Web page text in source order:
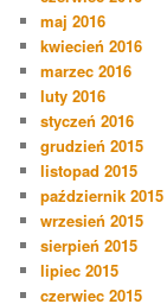
maj 2016
kwiecień 2016
marzec 2016
luty 2016
styczeń 2016
grudzień 2015
listopad 2015
październik 2015
wrzesień 2015
sierpień 2015
lipiec 2015
czerwiec 2015